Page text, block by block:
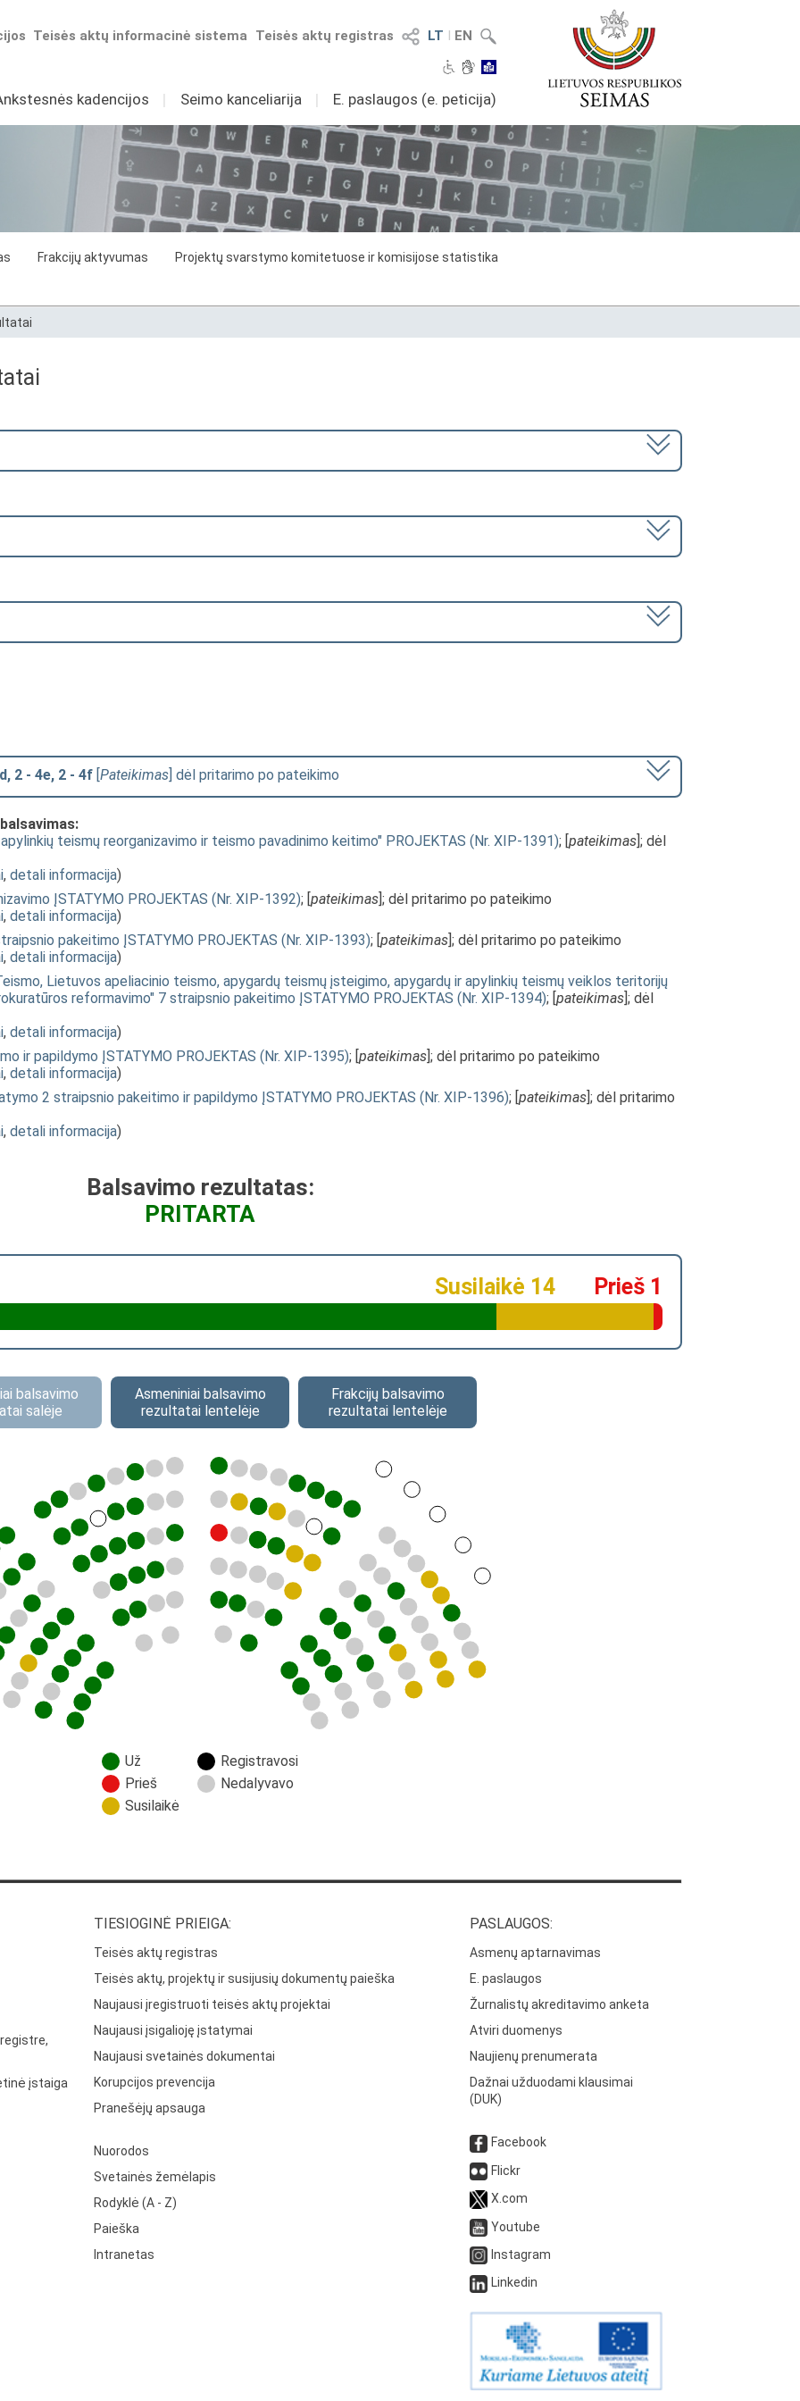
LT I EN
Teisės aktų registras
Teisės aktų informacinė sistema
kadencijos I Seimo kanceliarija I E. paslaugos (e. peticija)
Frakcijų aktyvumas
Projektų svarstymo komitetuose ir komisijose statistika
2 - 4e, 2 - 4f [Pateikimas] dėl pritarimo po pateikimo
teismų reorganizavimo ir teismo pavadinimo keitimo" PROJEKTAS (Nr. XIP-1391); [pateikimas]; dėl
, detali informacija)
ĮSTATYMO PROJEKTAS (Nr. XIP-1392); [pateikimas]; dėl pritarimo po pateikimo
, detali informacija)
pakeitimo ĮSTATYMO PROJEKTAS (Nr. XIP-1393); [pateikimas]; dėl pritarimo po pateikimo
, detali informacija)
Lietuvos apeliacinio teismo, apygardų teismų įsteigimo, apygardų ir apylinkių teismų veiklos teritorijų
reformavimo" 7 straipsnio pakeitimo ĮSTATYMO PROJEKTAS (Nr. XIP-1394); [pateikimas]; dėl
, detali informacija)
ir papildymo ĮSTATYMO PROJEKTAS (Nr. XIP-1395); [pateikimas]; dėl pritarimo po pateikimo
, detali informacija)
2 straipsnio pakeitimo ir papildymo ĮSTATYMO PROJEKTAS (Nr. XIP-1396); [pateikimas]; dėl pritarimo
, detali informacija)
Balsavimo rezultatas:
PRITARTA
Prieš 1
Susilaikė 14
balsavimo
salėje
Asmeniniai balsavimo
rezultatai lentelėje
Frakcijų balsavimo
rezultatai lentelėje
Už
Prieš
Susilaikė
Registravosi
Nedalyvavo
įstaiga
TIESIOGINĖ PRIEIGA:
Teisės aktų registras
Teisės aktų, projektų ir susijusių dokumentų paieška
Naujausi įregistruoti teisės aktų projektai
Naujausi įsigalioję įstatymai
Naujausi svetainės dokumentai
Korupcijos prevencija
Pranešėjų apsauga
Nuorodos
Svetainės žemėlapis
Rodyklė (A - Z)
Paieška
Intranetas
PASLAUGOS:
Asmenų aptarnavimas
E. paslaugos
Žurnalistų akreditavimo anketa
Atviri duomenys
Naujienų prenumerata
Dažnai užduodami klausimai
(DUK)
Facebook
Flickr
X.com
Youtube
Instagram
Linkedin